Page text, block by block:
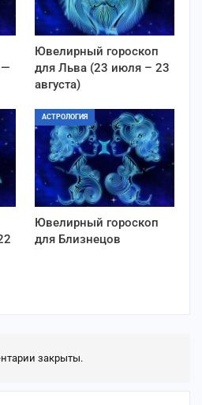
—
Ювелирный гороскоп
для Льва (23 июля – 23
августа)
АСТРОЛОГИЯ
Ювелирный гороскоп
для Близнецов
закрыты.